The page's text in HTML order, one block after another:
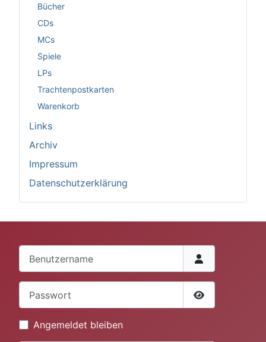
Bücher
CDs
MCs
Spiele
LPs
Trachtenpostkarten
Warenkorb
Links
Archiv
Impressum
Datenschutzerklärung
Passwort
Angemeldet bleiben